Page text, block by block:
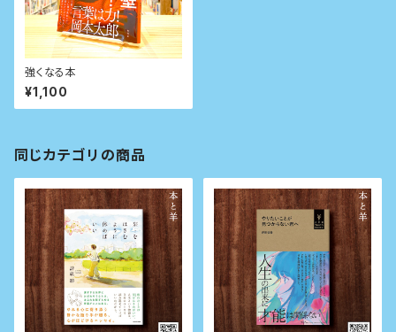
強くなる本
¥1,100
同じカテゴリの商品